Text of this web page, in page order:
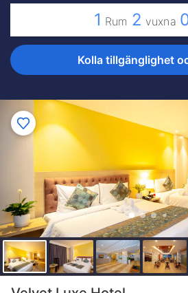
1 Rum 2 vuxna
Kolla tillgänglighet
Stjärnklassificering: 4